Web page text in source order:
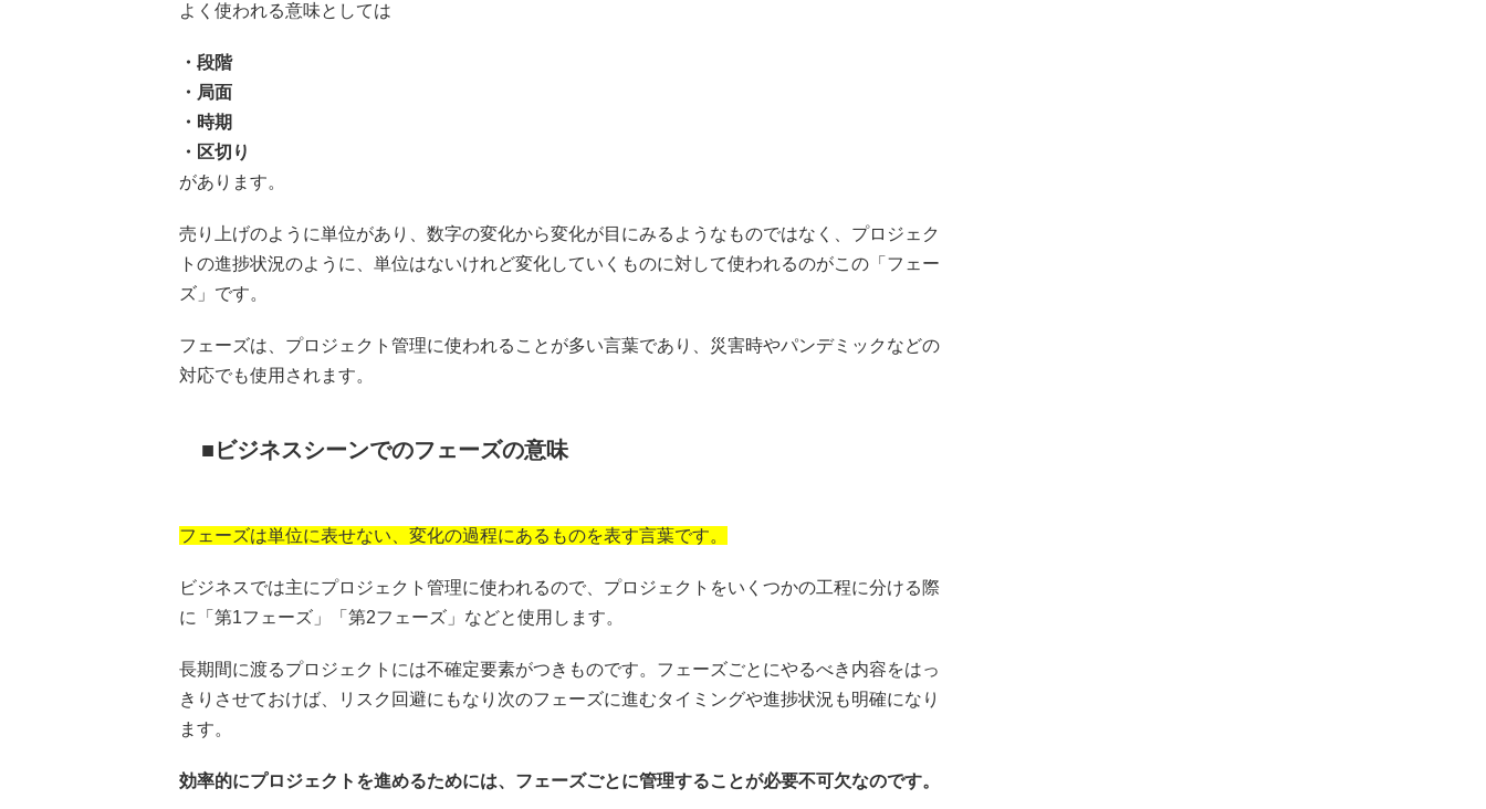
よく使われる意味としては
・段階
・局面
・時期
・区切り
があります。
売り上げのように単位があり、数字の変化から変化が目にみるようなものではなく、プロジェク
トの進捗状況のように、単位はないけれど変化していくものに対して使われるのがこの「フェー
ズ」です。
フェーズは、プロジェクト管理に使われることが多い言葉であり、災害時やパンデミックなどの
対応でも使用されます。
ビジネスシーンでのフェーズの意味
フェーズは単位に表せない、変化の過程にあるものを表す言葉です。
ビジネスでは主にプロジェクト管理に使われるので、プロジェクトをいくつかの工程に分ける際
に「第1フェーズ」「第2フェーズ」などと使用します。
長期間に渡るプロジェクトには不確定要素がつきものです。フェーズごとにやるべき内容をはっ
きりさせておけば、リスク回避にもなり次のフェーズに進むタイミングや進捗状況も明確になり
ます。
効率的にプロジェクトを進めるためには、フェーズごとに管理することが必要不可欠なのです。